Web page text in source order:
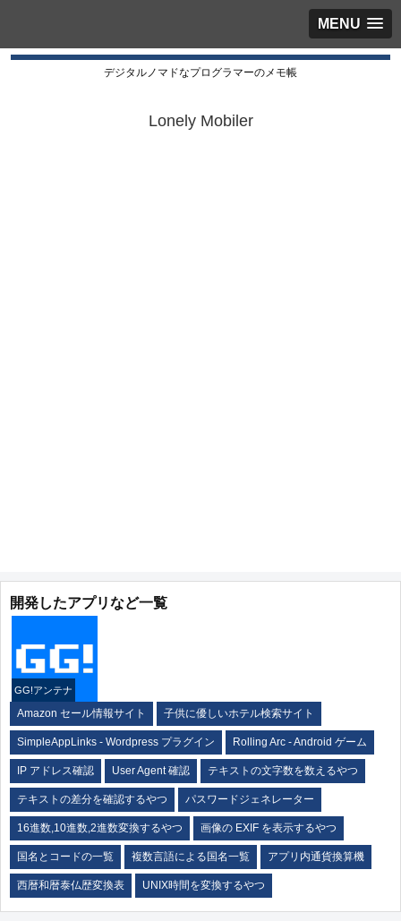
MENU
デジタルノマドなプログラマーのメモ帳
Lonely Mobiler
開発したアプリなど一覧
GG!アンテナ
Amazon セール情報サイト 子供に優しいホテル検索サイト
SimpleAppLinks - Wordpress プラグイン Rolling Arc - Android ゲーム
IP アドレス確認 User Agent 確認 テキストの文字数を数えるやつ
テキストの差分を確認するやつ パスワードジェネレーター
16進数,10進数,2進数変換するやつ 画像の EXIF を表示するやつ
国名とコードの一覧 複数言語による国名一覧 アプリ内通貨換算機
西暦和暦泰仏歴変換表 UNIX時間を変換するやつ